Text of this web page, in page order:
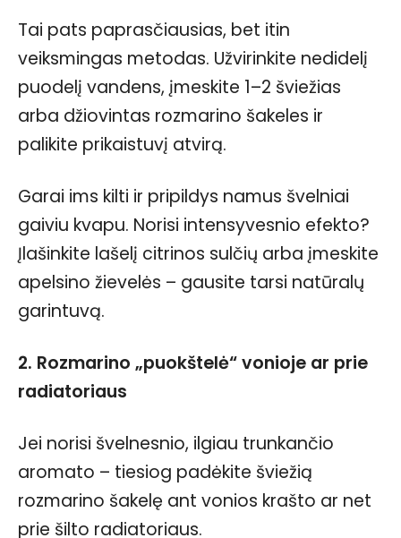
Tai pats paprasčiausias, bet itin
veiksmingas metodas. Užvirinkite nedidelį
puodelį vandens, įmeskite 1–2 šviežias
arba džiovintas rozmarino šakeles ir
palikite prikaistuvį atvirą.
Garai ims kilti ir pripildys namus švelniai
gaiviu kvapu. Norisi intensyvesnio efekto?
Įlašinkite lašelį citrinos sulčių arba įmeskite
apelsino žievelės – gausite tarsi natūralų
garintuvą.
2. Rozmarino „puokštelė“ vonioje ar prie
radiatoriaus
Jei norisi švelnesnio, ilgiau trunkančio
aromato – tiesiog padėkite šviežią
rozmarino šakelę ant vonios krašto ar net
prie šilto radiatoriaus.